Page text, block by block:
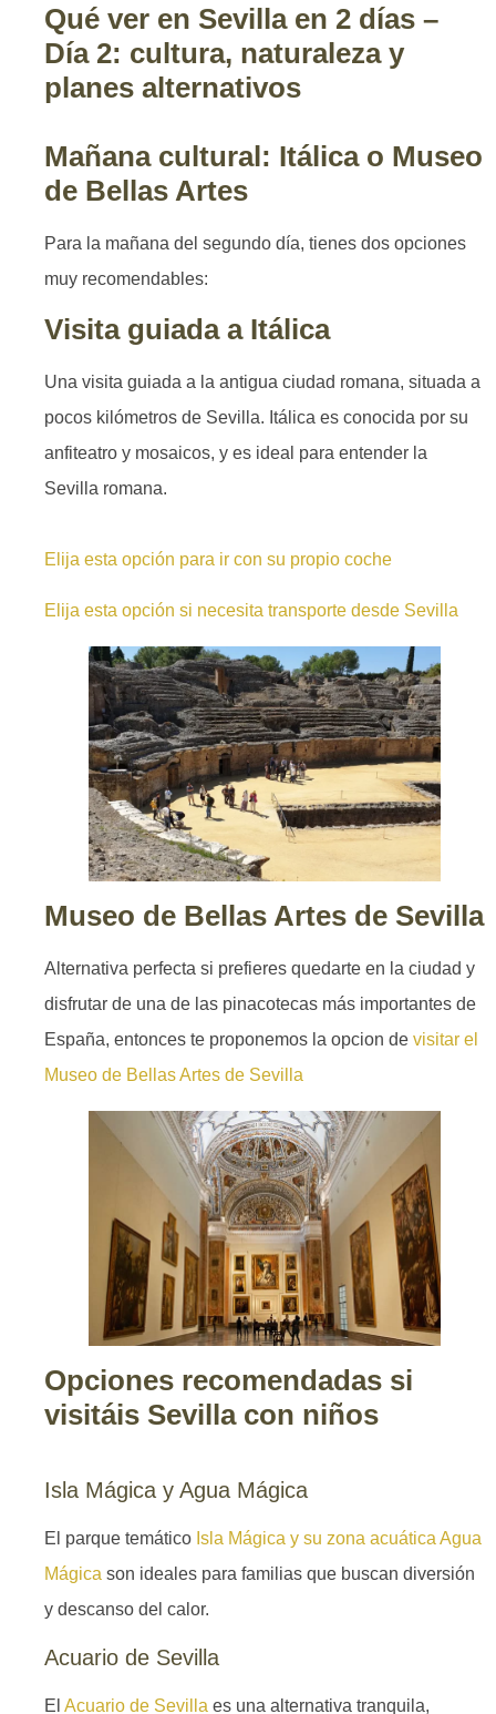
Qué ver en Sevilla en 2 días –
Día 2: cultura, naturaleza y
planes alternativos
Mañana cultural: Itálica o Museo
de Bellas Artes
Para la mañana del segundo día, tienes dos opciones
muy recomendables:
Visita guiada a Itálica
Una visita guiada a la antigua ciudad romana, situada a
pocos kilómetros de Sevilla. Itálica es conocida por su
anfiteatro y mosaicos, y es ideal para entender la
Sevilla romana.
Elija esta opción para ir con su propio coche
Elija esta opción si necesita transporte desde Sevilla
Museo de Bellas Artes de Sevilla
Alternativa perfecta si prefieres quedarte en la ciudad y
disfrutar de una de las pinacotecas más importantes de
España, entonces te proponemos la opcion de visitar el
Museo de Bellas Artes de Sevilla
Opciones recomendadas si
visitáis Sevilla con niños
Isla Mágica y Agua Mágica
El parque temático Isla Mágica y su zona acuática Agua
Mágica son ideales para familias que buscan diversión
y descanso del calor.
Acuario de Sevilla
El Acuario de Sevilla es una alternativa tranquila,